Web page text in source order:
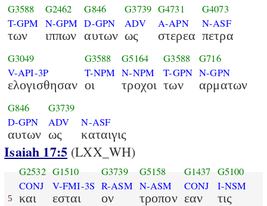
G3588
T-GPM
των
G2462
N-GPM
ιππων
G846
D-GPN
αυτων
G3739
ADV
ως
G4731
A-APN
στερεα
G4073
N-ASF
πετρα
G3049
V-API-3P
ελογισθησαν
G3588
T-NPM
οι
G5164
N-NPM
τροχοι
G3588
T-GPN
των
G716
N-GPN
αρματων
G846
D-GPN
αυτων
G3739
ADV
ως
N-ASF
καταιγις
Isaiah 17:5 (LXX_WH)
5
G2532
CONJ
και
G1510
V-FMI-3S
εσται
G3739
R-ASM
ον
G5158
N-ASM
τροπον
G1437
CONJ
εαν
G5100
I-NSM
τις